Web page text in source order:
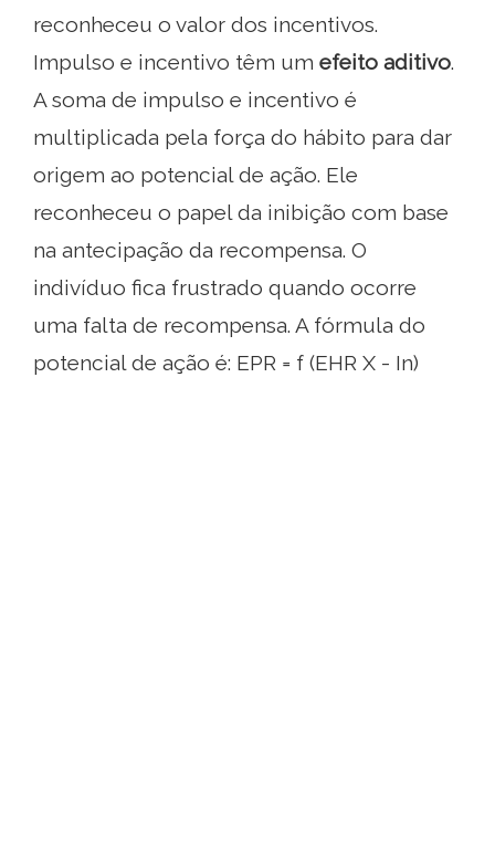
reconheceu o valor dos incentivos.
Impulso e incentivo têm um efeito aditivo.
A soma de impulso e incentivo é
multiplicada pela força do hábito para dar
origem ao potencial de ação. Ele
reconheceu o papel da inibição com base
na antecipação da recompensa. O
indivíduo fica frustrado quando ocorre
uma falta de recompensa. A fórmula do
potencial de ação é: EPR = f (EHR X - In)